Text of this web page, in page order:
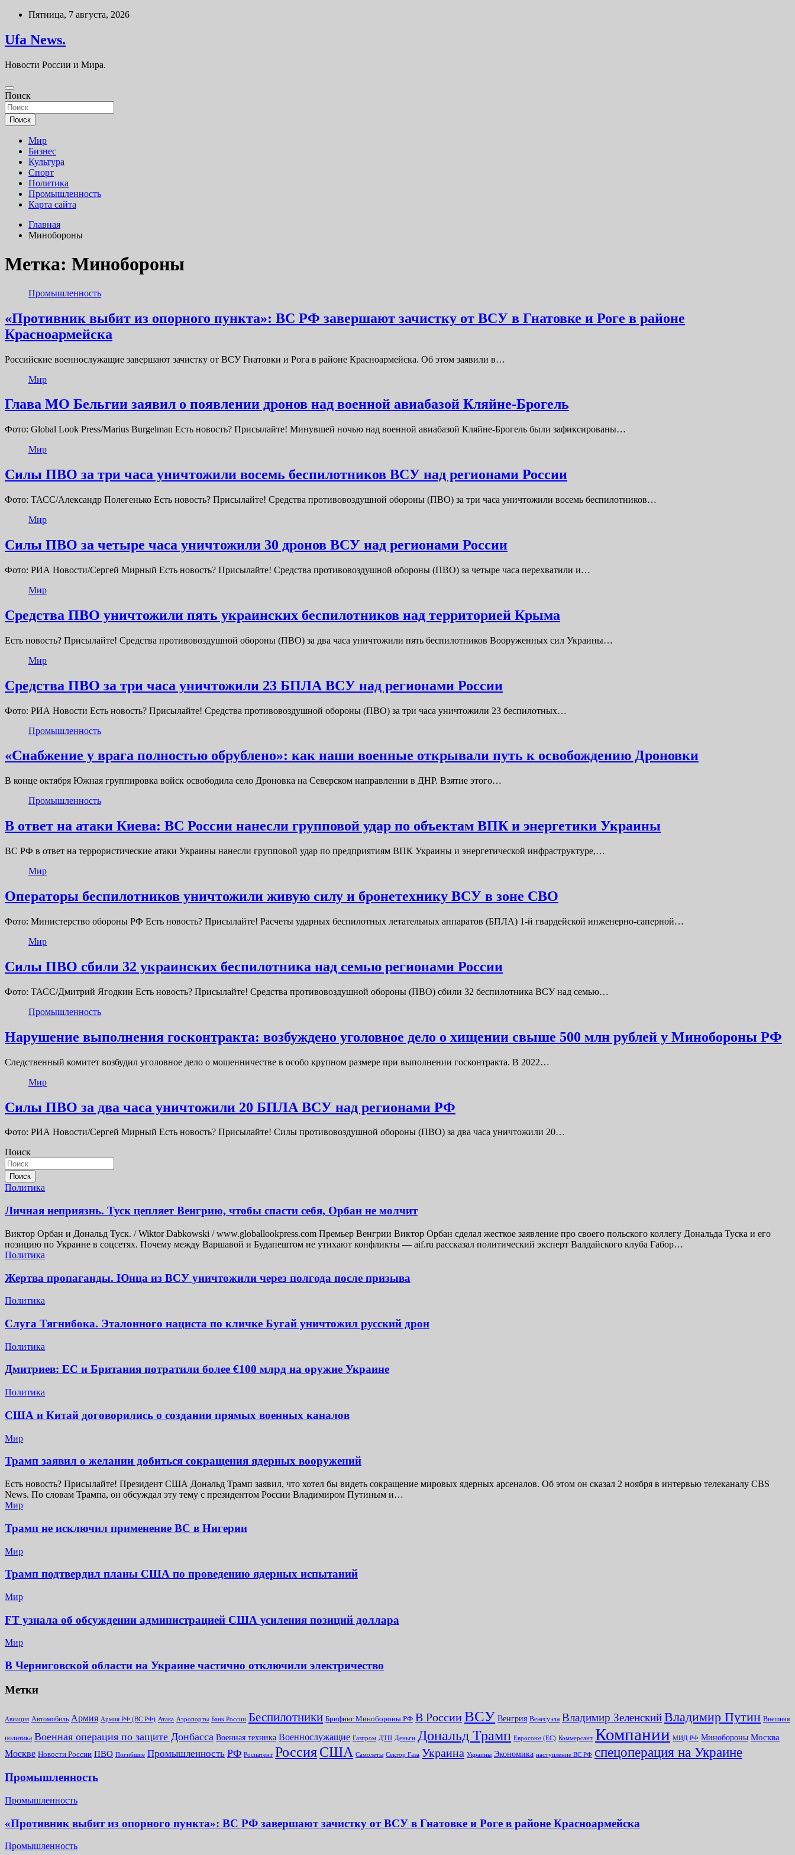
Перейти
содержимому
Пятница, 7 августа, 2026
Ufa News.
Новости России и Мира.
Поиск
Поиск
Мир
Бизнес
Культура
Спорт
Политика
Промышленность
Карта сайта
Главная
Минобороны
Метка: Минобороны
Промышленность
«Противник выбит из опорного пункта»: ВС РФ завершают зачистку от ВСУ в Гнатовке и Роге в районе
Красноармейска
Российские военнослужащие завершают зачистку от ВСУ Гнатовки и Рога в районе Красноармейска. Об этом заявили в…
Мир
Глава МО Бельгии заявил о появлении дронов над военной авиабазой Кляйне-Брогель
Фото: Global Look Press/Marius Burgelman Есть новость? Присылайте! Минувшей ночью над военной авиабазой Кляйне-Брогель были зафиксированы…
Мир
Силы ПВО за три часа уничтожили восемь беспилотников ВСУ над регионами России
Фото: ТАСС/Александр Полегенько Есть новость? Присылайте! Средства противовоздушной обороны (ПВО) за три часа уничтожили восемь беспилотников…
Мир
Силы ПВО за четыре часа уничтожили 30 дронов ВСУ над регионами России
Фото: РИА Новости/Сергей Мирный Есть новость? Присылайте! Средства противовоздушной обороны (ПВО) за четыре часа перехватили и…
Мир
Средства ПВО уничтожили пять украинских беспилотников над территорией Крыма
Есть новость? Присылайте! Средства противовоздушной обороны (ПВО) за два часа уничтожили пять беспилотников Вооруженных сил Украины…
Мир
Средства ПВО за три часа уничтожили 23 БПЛА ВСУ над регионами России
Фото: РИА Новости Есть новость? Присылайте! Средства противовоздушной обороны (ПВО) за три часа уничтожили 23 беспилотных…
Промышленность
«Снабжение у врага полностью обрублено»: как наши военные открывали путь к освобождению Дроновки
В конце октября Южная группировка войск освободила село Дроновка на Северском направлении в ДНР. Взятие этого…
Промышленность
В ответ на атаки Киева: ВС России нанесли групповой удар по объектам ВПК и энергетики Украины
ВС РФ в ответ на террористические атаки Украины нанесли групповой удар по предприятиям ВПК Украины и энергетической инфраструктуре,…
Мир
Операторы беспилотников уничтожили живую силу и бронетехнику ВСУ в зоне СВО
Фото: Министерство обороны РФ Есть новость? Присылайте! Расчеты ударных беспилотных летательных аппаратов (БПЛА) 1-й гвардейской инженерно-саперной…
Мир
Силы ПВО сбили 32 украинских беспилотника над семью регионами России
Фото: ТАСС/Дмитрий Ягодкин Есть новость? Присылайте! Средства противовоздушной обороны (ПВО) сбили 32 беспилотника ВСУ над семью…
Промышленность
Нарушение выполнения госконтракта: возбуждено уголовное дело о хищении свыше 500 млн рублей у Минобороны РФ
Следственный комитет возбудил уголовное дело о мошенничестве в особо крупном размере при выполнении госконтракта. В 2022…
Мир
Силы ПВО за два часа уничтожили 20 БПЛА ВСУ над регионами РФ
Фото: РИА Новости/Сергей Мирный Есть новость? Присылайте! Силы противовоздушной обороны (ПВО) за два часа уничтожили 20…
Поиск
Поиск
Политика
Личная неприязнь. Туск цепляет Венгрию, чтобы спасти себя, Орбан не молчит
Виктор Орбан и Дональд Туск. / Wiktor Dabkowski / www.globallookpress.com Премьер Венгрии Виктор Орбан сделал жесткое заявление про своего польского коллегу Дональда Туска и его
позицию по Украине в соцсетях. Почему между Варшавой и Будапештом не утихают конфликты — aif.ru рассказал политический эксперт Валдайского клуба Габор…
Политика
Жертва пропаганды. Юнца из ВСУ уничтожили через полгода после призыва
Политика
Слуга Тягнибока. Эталонного нациста по кличке Бугай уничтожил русский дрон
Политика
Дмитриев: ЕС и Британия потратили более €100 млрд на оружие Украине
Политика
США и Китай договорились о создании прямых военных каналов
Мир
Трамп заявил о желании добиться сокращения ядерных вооружений
Есть новость? Присылайте! Президент США Дональд Трамп заявил, что хотел бы видеть сокращение мировых ядерных арсеналов. Об этом он сказал 2 ноября в интервью телеканалу CBS
News. По словам Трампа, он обсуждал эту тему с президентом России Владимиром Путиным и…
Мир
Трамп не исключил применение ВС в Нигерии
Мир
Трамп подтвердил планы США по проведению ядерных испытаний
Мир
FT узнала об обсуждении администрацией США усиления позиций доллара
Мир
В Черниговской области на Украине частично отключили электричество
Метки
Авиация Автомобиль Армия Армия РФ (ВС РФ) Атака Аэропорты Банк России Беспилотники Брифинг Минобороны РФ В России ВСУ Венгрия Венесуэла Владимир ЗеленскийВладимир Путин Внешняя
политика Военная операция по защите Донбасса Военная техника Военнослужащие Газпром ДТП Деньги Дональд Трамп Евросоюз (ЕС) Коммерсант Компании МИД РФ Минобороны Москва
Москве Новости России ПВО Погибшие Промышленность РФ Роспатент РоссияСША Самолеты Сектор Газа Украина Украины Экономика наступление ВС РФ спецоперация на Украине
Промышленность
Промышленность
«Противник выбит из опорного пункта»: ВС РФ завершают зачистку от ВСУ в Гнатовке и Роге в районе Красноармейска
Промышленность